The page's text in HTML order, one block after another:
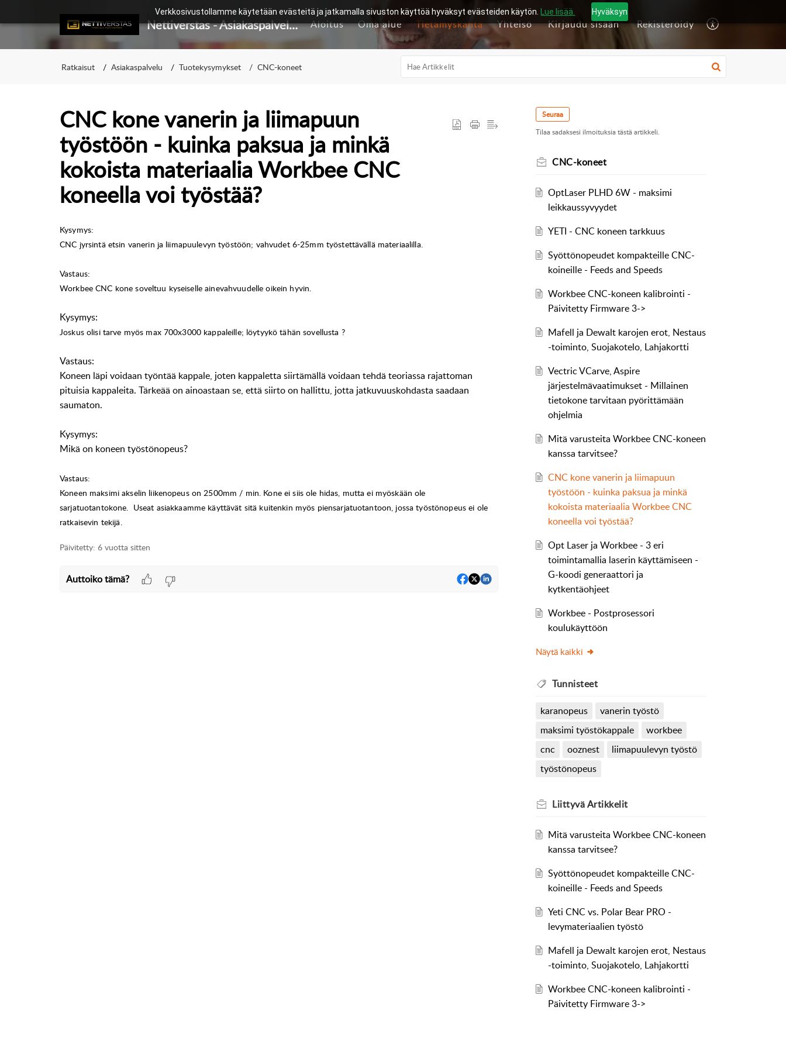
Verkkosivustollamme käytetään evästeitä ja jatkamalla sivuston käyttöä hyväksyt evästeiden käytön.Lue lisää. Hyväksyn
Nettiverstas - Asiakaspalvelukeskus Aloitus Oma alue Tietämyskanta Yhteisö Kirjaudu sisään Rekisteröidy
Ratkaisut Asiakaspalvelu Tuotekysymykset CNC-koneet
CNC kone vanerin ja liimapuun
työstöön - kuinka paksua ja minkä
kokoista materiaalia Workbee CNC
koneella voi työstää?
Kysymys:
CNC jyrsintä etsin vanerin ja liimapuulevyn työstöön; vahvudet 6-25mm työstettävällä materiaalilla.
Vastaus:
Workbee CNC kone soveltuu kyseiselle ainevahvuudelle oikein hyvin.
Kysymys:
Joskus olisi tarve myös max 700x3000 kappaleille; löytyykö tähän sovellusta ?
Vastaus:
Koneen läpi voidaan työntää kappale, joten kappaletta siirtämällä voidaan tehdä teoriassa rajattoman
pituisia kappaleita. Tärkeää on ainoastaan se, että siirto on hallittu, jotta jatkuvuuskohdasta saadaan
saumaton.
Kysymys:
Mikä on koneen työstönopeus?
Vastaus:
Koneen maksimi akselin liikenopeus on 2500mm / min. Kone ei siis ole hidas, mutta ei myöskään ole
sarjatuotantokone. Useat asiakkaamme käyttävät sitä kuitenkin myös piensarjatuotantoon, jossa työstönopeus ei ole
ratkaisevin tekijä.
Päivitetty: 6 vuotta sitten
Auttoiko tämä?
Seuraa
Tilaa sadaksesi ilmoituksia tästä artikkeli.
CNC-koneet
OptLaser PLHD 6W - maksimi
leikkaussyvyydet
YETI - CNC koneen tarkkuus
Syöttönopeudet kompakteille CNC-
koineille - Feeds and Speeds
Workbee CNC-koneen kalibrointi -
Päivitetty Firmware 3->
Mafell ja Dewalt karojen erot, Nestaus
-toiminto, Suojakotelo, Lahjakortti
Vectric VCarve, Aspire
järjestelmävaatimukset - Millainen
tietokone tarvitaan pyörittämään
ohjelmia
Mitä varusteita Workbee CNC-koneen
kanssa tarvitsee?
CNC kone vanerin ja liimapuun
työstöön - kuinka paksua ja minkä
kokoista materiaalia Workbee CNC
koneella voi työstää?
Opt Laser ja Workbee - 3 eri
toimintamallia laserin käyttämiseen -
G-koodi generaattori ja
kytkentäohjeet
Workbee - Postprosessori
koulukäyttöön
Näytä kaikki
Tunnisteet
karanopeus
vanerin työstö
maksimi työstökappale
workbee
cnc
ooznest
liimapuulevyn työstö
työstönopeus
LiittyväArtikkelit
Mitä varusteita Workbee CNC-koneen
kanssa tarvitsee?
Syöttönopeudet kompakteille CNC-
koineille - Feeds and Speeds
Yeti CNC vs. Polar Bear PRO -
levymateriaalien työstö
Mafell ja Dewalt karojen erot, Nestaus
-toiminto, Suojakotelo, Lahjakortti
Workbee CNC-koneen kalibrointi -
Päivitetty Firmware 3->